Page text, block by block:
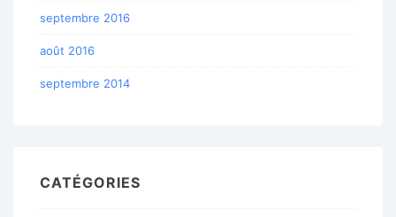
septembre 2016
août 2016
septembre 2014
CATÉGORIES